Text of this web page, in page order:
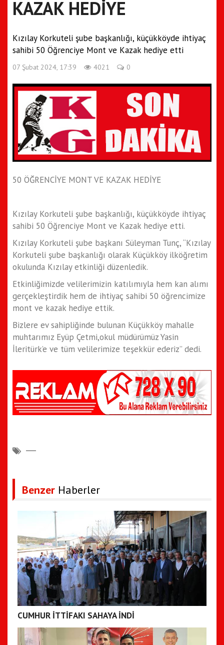
KAZAK HEDİYE
Kızılay Korkuteli şube başkanlığı, küçükköyde ihtiyaç
sahibi 50 Öğrenciye Mont ve Kazak hediye etti
07 Şubat 2024, 17:39 4021 0
50 ÖĞRENCİYE MONT VE KAZAK HEDİYE
Kızılay Korkuteli şube başkanlığı, küçükköyde ihtiyaç
sahibi 50 Öğrenciye Mont ve Kazak hediye etti.
Kızılay Korkuteli şube başkanı Süleyman Tunç, “Kızılay
Korkuteli şube başkanlığı olarak Küçükköy ilköğretim
okulunda Kızılay etkinliği düzenledik.
Etkinliğimizde velilerimizin katılımıyla hem kan alımı
gerçekleştirdik hem de ihtiyaç sahibi 50 öğrencimize
mont ve kazak hediye ettik.
Bizlere ev sahipliğinde bulunan Küçükköy mahalle
muhtarımız Eyüp Çetmi,okul müdürümüz Yasin
İleritürk’e ve tüm velilerimize teşekkür ederiz” dedi.
Benzer Haberler
CUMHUR İTTİFAKI SAHAYA İNDİ